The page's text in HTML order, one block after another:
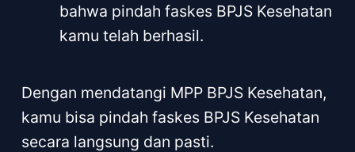
bahwa pindah faskes BPJS Kesehatan
kamu telah berhasil.
Dengan mendatangi MPP BPJS Kesehatan,
kamu bisa pindah faskes BPJS Kesehatan
secara langsung dan pasti.